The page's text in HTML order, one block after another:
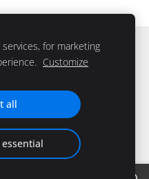
rezervētas
for marketing
Customize
all